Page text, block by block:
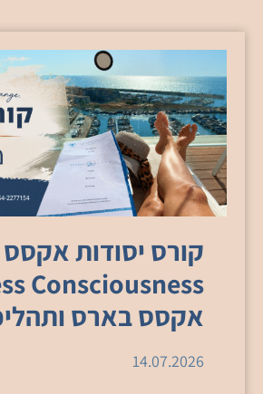
קורס יסודות אקסס
אקסס בארס
14.07.2026